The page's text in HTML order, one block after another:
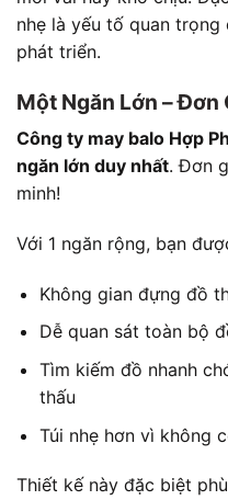
nhẹ là yếu tố quan
phát triển.
Một Ngăn Lớn – Đơn
Công ty may balo Hợp
ngăn lớn duy nhất. Đơn
minh!
Với 1 ngăn rộng, bạn
Không gian đựng đồ
Dễ quan sát toàn bộ
Tìm kiếm đồ nhanh
thấu
Túi nhẹ hơn vì không
Thiết kế này đặc biệt